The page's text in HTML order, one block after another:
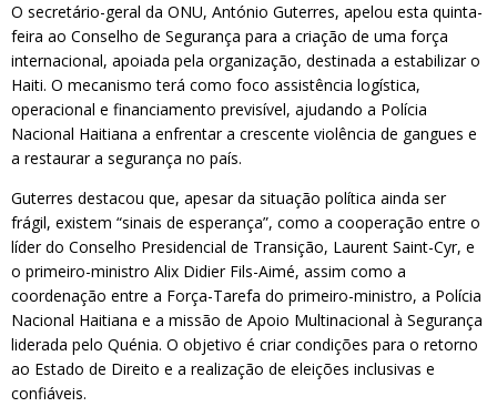
O secretário-geral da ONU, António Guterres, apelou esta quinta-
feira ao Conselho de Segurança para a criação de uma força
internacional, apoiada pela organização, destinada a estabilizar o
Haiti. O mecanismo terá como foco assistência logística,
operacional e financiamento previsível, ajudando a Polícia
Nacional Haitiana a enfrentar a crescente violência de gangues e
a restaurar a segurança no país.
Guterres destacou que, apesar da situação política ainda ser
frágil, existem “sinais de esperança”, como a cooperação entre o
líder do Conselho Presidencial de Transição, Laurent Saint-Cyr, e
o primeiro-ministro Alix Didier Fils-Aimé, assim como a
coordenação entre a Força-Tarefa do primeiro-ministro, a Polícia
Nacional Haitiana e a missão de Apoio Multinacional à Segurança
liderada pelo Quénia. O objetivo é criar condições para o retorno
ao Estado de Direito e a realização de eleições inclusivas e
confiáveis.